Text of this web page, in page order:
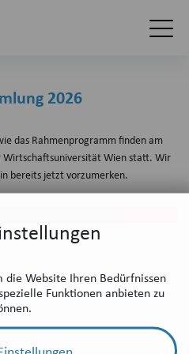
2026
das Rahmenprogramm finden am
Wien statt. Wir
bereits jetzt vorzumerken.
Website Ihren Bedürfnissen
Funktionen anbieten zu